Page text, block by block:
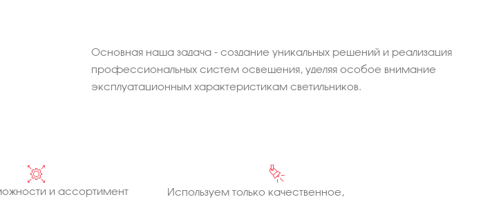
Основная наша задача - создание уникальных решений и реализация
профессиональных систем освещения, уделяя особое внимание
эксплуатационным характеристикам светильников.
и ассортимент
Используем только качественное,